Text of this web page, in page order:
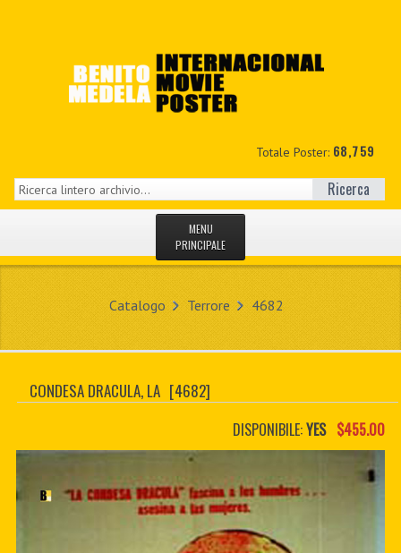
Totale Poster: 68,759
Ricerca
MENU
PRINCIPALE
IL MIO CONTO
CONTATTO
CUSTOM PDF
Catalogo Terrore 4682
CONDESA DRACULA, LA [4682]
DISPONIBILE:YES $455.00